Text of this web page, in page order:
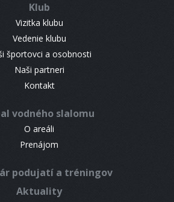
Klub
Vizitka klubu
Vedenie klubu
športovci a osobnosti
Naši partneri
Kontakt
vodného slalomu
O areáli
Prenájom
podujatí a tréningov
Aktuality
CONTACT